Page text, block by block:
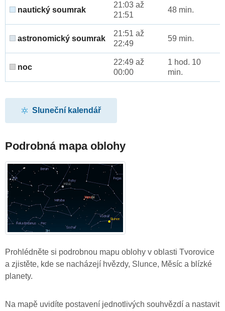
nautický soumrak
21:03 až
21:51
48 min.
astronomický soumrak
21:51 až
22:49
59 min.
noc
22:49 až
00:00
1 hod. 10
min.
Sluneční kalendář
Podrobná mapa oblohy
Prohlédněte si podrobnou mapu oblohy v oblasti Tvorovice
a zjistěte, kde se nacházejí hvězdy, Slunce, Měsíc a blízké
planety.
Na mapě uvidíte postavení jednotlivých souhvězdí a nastavit